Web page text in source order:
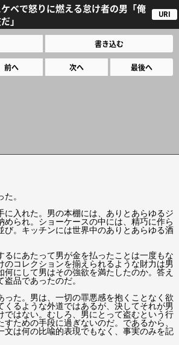
ベで怒りに燃える怠け者の男「俺
」
URI
書き込む
前へ 次へ 最後へ
。
入れた。男の本棚には、ありとあらゆるジ
められ。ショーケースの中には、精巧に作ら
び。キッチンには世界中のありとあらゆる酒
にあたって男が金を払ったことは一度もな
のコレクションを揃えられるような財力は男
何にして男はその強欲を満たしたのか。答え
品であったのだ。
た。男は、一切の罪悪感を抱くことなく欲
くるような外道ではあるが、決してそれが男
ではない。むしろ、男にとって盗むという行
ための手段に過ぎないのだ。であるから、
文は何の比喩的表現でもなく、事実のみを記